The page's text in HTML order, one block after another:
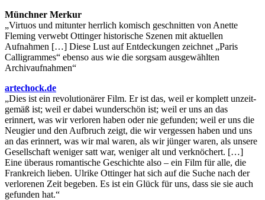
Münchner Merkur
„Virtuos und mitunter herrlich komisch geschnitten von Anette
Fleming verwebt Ottinger historische Szenen mit aktuellen
Aufnahmen […] Diese Lust auf Entdeckungen zeichnet „Paris
Calligrammes“ ebenso aus wie die sorgsam ausgewählten
Archivaufnahmen“
artechock.de
„Dies ist ein revo­lu­ti­onärer Film. Er ist das, weil er komplett unzeit­
gemäß ist; weil er dabei wunder­schön ist; weil er uns an das
erinnert, was wir verloren haben oder nie gefunden; weil er uns die
Neugier und den Aufbruch zeigt, die wir vergessen haben und uns
an das erinnert, was wir mal waren, als wir jünger waren, als unsere
Gesell­schaft weniger satt war, weniger alt und verknöchert. […]
Eine überaus roman­ti­sche Geschichte also – ein Film für alle, die
Frank­reich lieben. Ulrike Ottinger hat sich auf die Suche nach der
verlo­renen Zeit begeben. Es ist ein Glück für uns, dass sie sie auch
gefunden hat.“